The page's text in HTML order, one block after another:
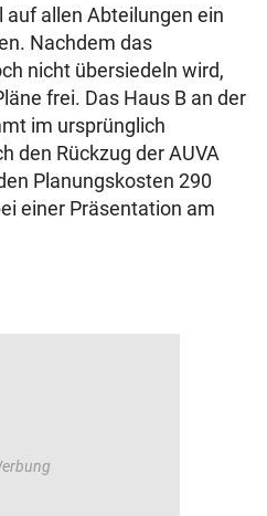
allen Abteilungen ein
Nachdem das
nicht übersiedeln wird,
frei. Das Haus B an der
im ursprünglich
den Rückzug der AUVA
Planungskosten 290
einer Präsentation am